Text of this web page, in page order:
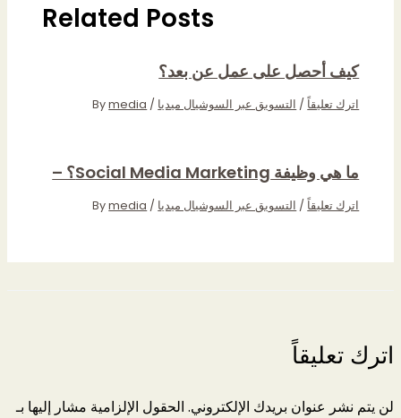
Related Posts
كيف أحصل على عمل عن بعد؟
اترك تعليقاً / التسويق عبر السوشيال ميديا / By
media
ما هي وظيفة Social Media Marketing؟ –
اترك تعليقاً / التسويق عبر السوشيال ميديا / By
media
اترك تعليقاً
لن يتم نشر عنوان بريدك الإلكتروني. الحقول الإلزامية مشار إليها بـ